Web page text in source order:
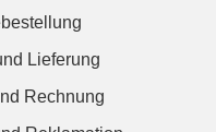
Lieferung
Rechnung